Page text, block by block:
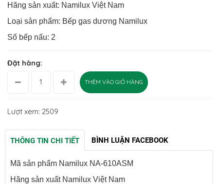
Hãng sản xuất: Namilux Việt Nam
Loại sản phẩm: Bếp gas dương Namilux
Số bếp nấu: 2
Đặt hàng:
THÊM VÀO GIỎ HÀNG
Lượt xem: 2509
THÔNG TIN CHI TIẾT BÌNH LUẬN FACEBOOK
Mã sản phẩm Namilux NA-610ASM
Hãng sản xuất Namilux Việt Nam